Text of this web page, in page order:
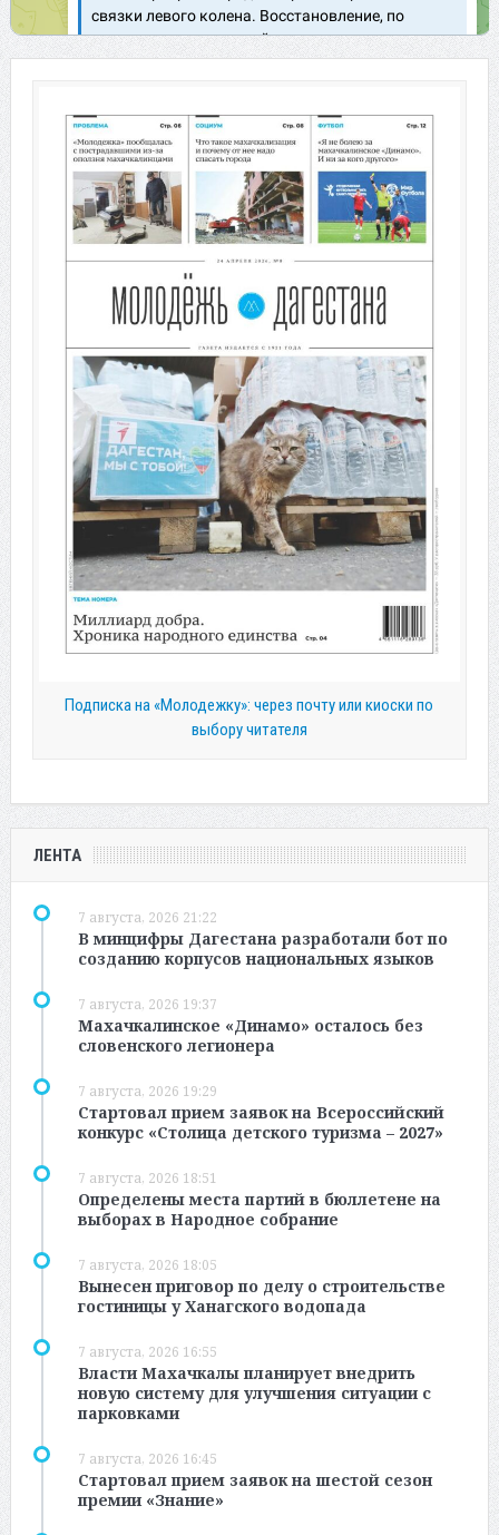
Подписка на «Молодежку»: через почту или киоски по
выбору читателя
ЛЕНТА
7 августа, 2026 21:22
В минцифры Дагестана разработали бот по
созданию корпусов национальных языков
7 августа, 2026 19:37
Махачкалинское «Динамо» осталось без
словенского легионера
7 августа, 2026 19:29
Стартовал прием заявок на Всероссийский
конкурс «Столица детского туризма – 2027»
7 августа, 2026 18:51
Определены места партий в бюллетене на
выборах в Народное собрание
7 августа, 2026 18:05
Вынесен приговор по делу о строительстве
гостиницы у Ханагского водопада
7 августа, 2026 16:55
Власти Махачкалы планирует внедрить
новую систему для улучшения ситуации с
парковками
7 августа, 2026 16:45
Стартовал прием заявок на шестой сезон
премии «Знание»